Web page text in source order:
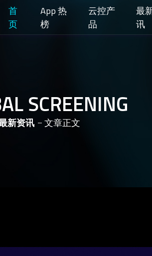
首
页
App 热
榜
云控产
品
最
讯
SCREENING
新资讯 文章正文